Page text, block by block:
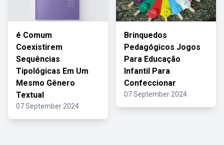
é Comum
Coexistirem
Sequências
Tipológicas Em Um
Mesmo Gênero
Textual
07 September 2024
Brinquedos
Pedagógicos Jogos
Para Educação
Infantil Para
Confeccionar
07 September 2024